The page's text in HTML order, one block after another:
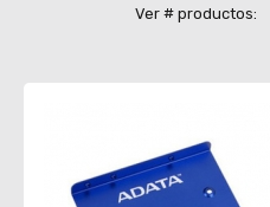
Ver # productos: